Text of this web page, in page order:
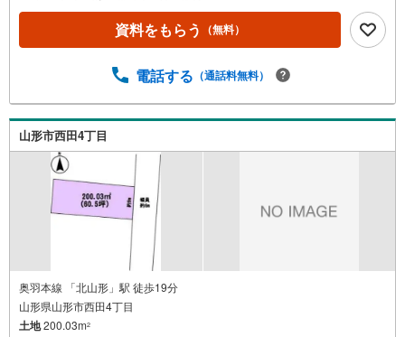
資料をもらう （無料）
電話する （通話料無料）
山形市西田4丁目
奥羽本線 「北山形」駅 徒歩19分
山形県山形市西田4丁目
土地200.03m2